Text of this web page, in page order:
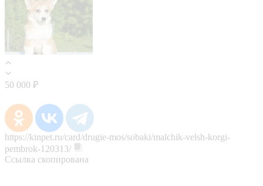
50 000 ₽
https://kinpet.ru/card/drugie-mos/sobaki/malchik-velsh-korgi-
pembrok-120313/
Ссылка скопирована